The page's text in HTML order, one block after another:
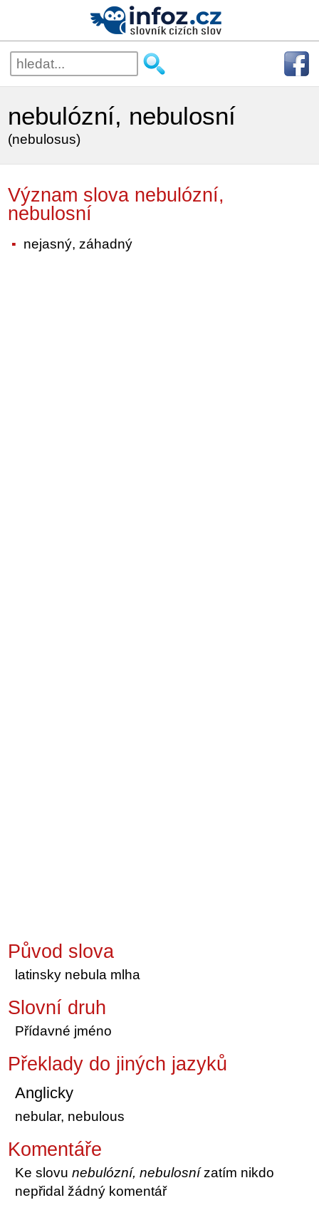
nebulózní, nebulosní
(nebulosus)
Význam slova nebulózní,
nebulosní
nejasný, záhadný
Původ slova
latinsky nebula mlha
Slovní druh
Přídavné jméno
Překlady do jiných jazyků
Anglicky
nebular, nebulous
Komentáře
Ke slovunebulózní, nebulosnízatím nikdo
nepřidal žádný komentář